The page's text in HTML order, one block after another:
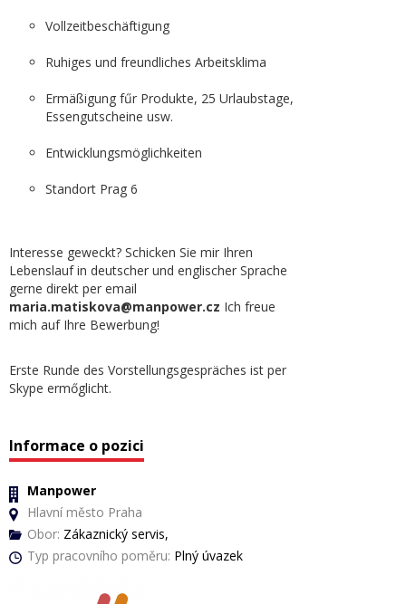
Vollzeitbeschäftigung
Ruhiges und freundliches Arbeitsklima
Ermäßigung fűr Produkte, 25 Urlaubstage,
Essengutscheine usw.
Entwicklungsmöglichkeiten
Standort Prag 6
Interesse geweckt? Schicken Sie mir Ihren
Lebenslauf in deutscher und englischer Sprache
gerne direkt per email
maria.matiskova@manpower.cz Ich freue
mich auf Ihre Bewerbung!
Erste Runde des Vorstellungsgespräches ist per
Skype ermőglicht.
Informace o pozici
Manpower
Hlavní město Praha
Obor: Zákaznický servis,
Typ pracovního poměru: Plný úvazek